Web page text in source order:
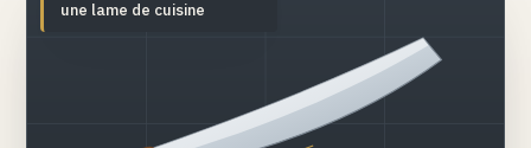
une lame de cuisine